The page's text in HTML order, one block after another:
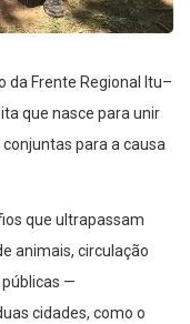
da Frente Regional Itu–
que nasce para unir
para a causa
que ultrapassam
animais, circulação
—
cidades, como o